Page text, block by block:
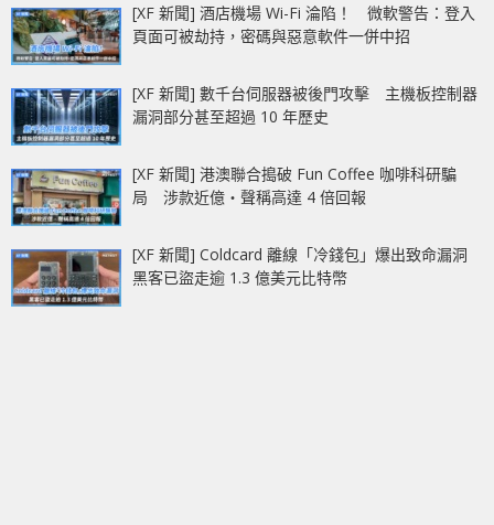
[XF 新聞] 酒店機場 Wi-Fi 淪陷！ 微軟警告：登入
頁面可被劫持，密碼與惡意軟件一併中招
[XF 新聞] 數千台伺服器被後門攻擊 主機板控制器
漏洞部分甚至超過 10 年歷史
[XF 新聞] 港澳聯合搗破 Fun Coffee 咖啡科研騙
局 涉款近億‧聲稱高達 4 倍回報
[XF 新聞] Coldcard 離線「冷錢包」爆出致命漏洞
黑客已盜走逾 1.3 億美元比特幣